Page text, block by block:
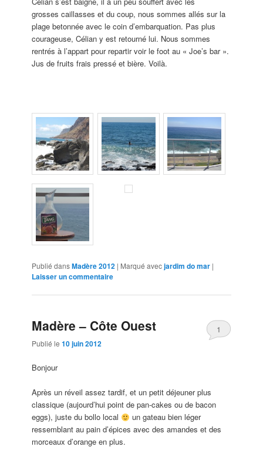
grosses caillasses et du coup, nous sommes allés sur la
plage betonnée avec le coin d’embarquation. Pas plus
courageuse, Célian y est retourné lui. Nous sommes
rentrés à l’appart pour repartir voir le foot au « Joe’s bar ».
Jus de fruits frais pressé et bière. Voilà.
Publié dansMadère 2012 | Marqué avecjardim do mar |
Laisser un commentaire
Madère – Côte Ouest
Publié le10 juin 2012
1
Bonjour
Après un réveil assez tardif, et un petit déjeuner plus
classique (aujourd’hui point de pan-cakes ou de bacon
eggs), juste du bollo local
un gateau bien léger
ressemblant au pain d’épices avec des amandes et des
morceaux d’orange en plus.